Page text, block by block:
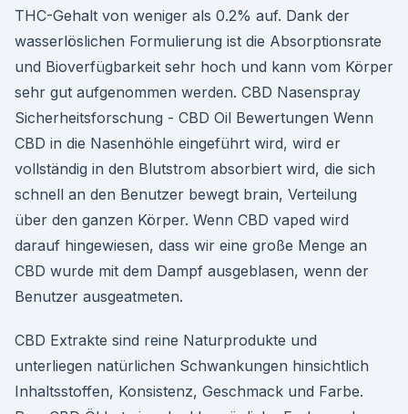
THC-Gehalt von weniger als 0.2% auf. Dank der
wasserlöslichen Formulierung ist die Absorptionsrate
und Bioverfügbarkeit sehr hoch und kann vom Körper
sehr gut aufgenommen werden. CBD Nasenspray
Sicherheitsforschung - CBD Oil Bewertungen Wenn
CBD in die Nasenhöhle eingeführt wird, wird er
vollständig in den Blutstrom absorbiert wird, die sich
schnell an den Benutzer bewegt brain, Verteilung
über den ganzen Körper. Wenn CBD vaped wird
darauf hingewiesen, dass wir eine große Menge an
CBD wurde mit dem Dampf ausgeblasen, wenn der
Benutzer ausgeatmeten.
CBD Extrakte sind reine Naturprodukte und
unterliegen natürlichen Schwankungen hinsichtlich
Inhaltsstoffen, Konsistenz, Geschmack und Farbe.